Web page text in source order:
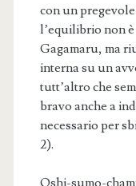
con un
l’equilibrio non
Gagamaru, ma
interna su un
tutt’altro che
bravo anche a
necessario per
2).
Oshi-sumo-